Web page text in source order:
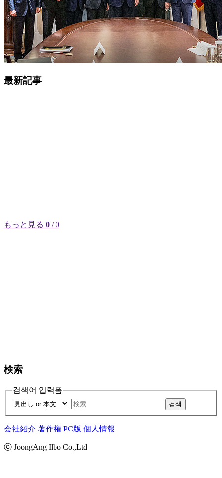
最新記事
もっと見る 0 / 0
検索
검색어 입력폼
검색
会社紹介 著作権 PC版 個人情報
ⓒ JoongAng Ilbo Co.,Ltd